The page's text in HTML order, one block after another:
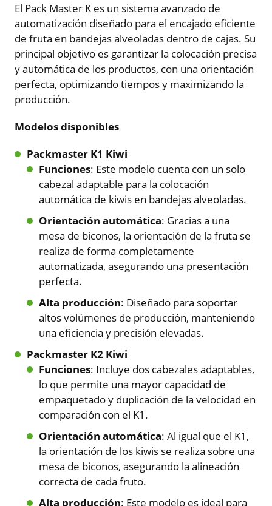
El Pack Master K es un sistema avanzado de
automatización diseñado para el encajado eficiente
de fruta en bandejas alveoladas dentro de cajas. Su
principal objetivo es garantizar la colocación precisa
y automática de los productos, con una orientación
perfecta, optimizando tiempos y maximizando la
producción.
Modelos disponibles
Packmaster K1 Kiwi
Funciones: Este modelo cuenta con un solo
cabezal adaptable para la colocación
automática de kiwis en bandejas alveoladas.
Orientación automática: Gracias a una
mesa de biconos, la orientación de la fruta se
realiza de forma completamente
automatizada, asegurando una presentación
perfecta.
Alta producción: Diseñado para soportar
altos volúmenes de producción, manteniendo
una eficiencia y precisión elevadas.
Packmaster K2 Kiwi
Funciones: Incluye dos cabezales adaptables,
lo que permite una mayor capacidad de
empaquetado y duplicación de la velocidad en
comparación con el K1.
Orientación automática: Al igual que el K1,
la orientación de los kiwis se realiza sobre una
mesa de biconos, asegurando la alineación
correcta de cada fruto.
Alta producción: Este modelo es ideal para